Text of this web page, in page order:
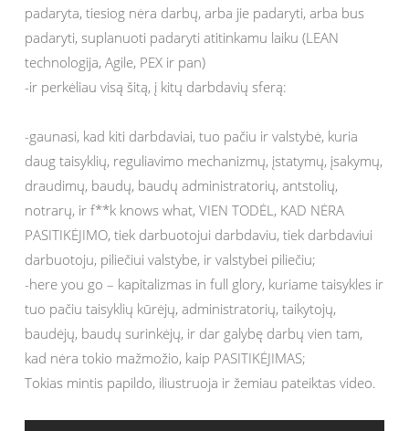
padaryta, tiesiog nėra darbų, arba jie padaryti, arba bus
padaryti, suplanuoti padaryti atitinkamu laiku (LEAN
technologija, Agile, PEX ir pan)
-ir perkėliau visą šitą, į kitų darbdavių sferą:
-gaunasi, kad kiti darbdaviai, tuo pačiu ir valstybė, kuria
daug taisyklių, reguliavimo mechanizmų, įstatymų, įsakymų,
draudimų, baudų, baudų administratorių, antstolių,
notrarų, ir f**k knows what, VIEN TODĖL, KAD NĖRA
PASITIKĖJIMO, tiek darbuotojui darbdaviu, tiek darbdaviui
darbuotoju, piliečiui valstybe, ir valstybei piliečiu;
-here you go – kapitalizmas in full glory, kuriame taisykles ir
tuo pačiu taisyklių kūrėjų, administratorių, taikytojų,
baudėjų, baudų surinkėjų, ir dar galybę darbų vien tam,
kad nėra tokio mažmožio, kaip PASITIKĖJIMAS;
Tokias mintis papildo, iliustruoja ir žemiau pateiktas video.